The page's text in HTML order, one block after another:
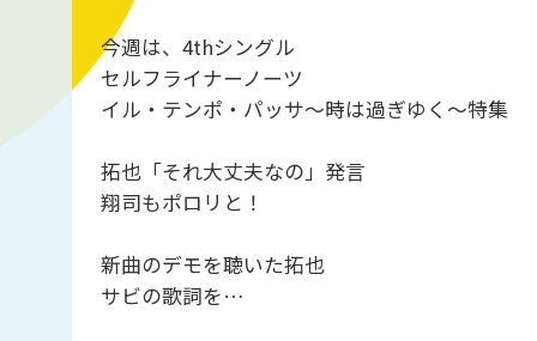
今週は、4thシングル
セルフライナーノーツ
イル・テンポ・パッサ～時は過ぎゆく～特集
拓也「それ大丈夫なの」発言
翔司もポロリと！
新曲のデモを聴いた拓也
サビの歌詞を…